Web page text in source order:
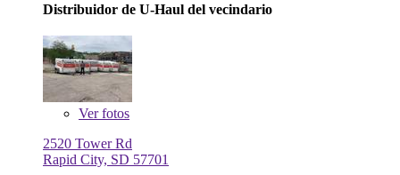
Distribuidor de U-Haul del vecindario
Verfotos
2520 Tower Rd
Rapid City, SD 57701